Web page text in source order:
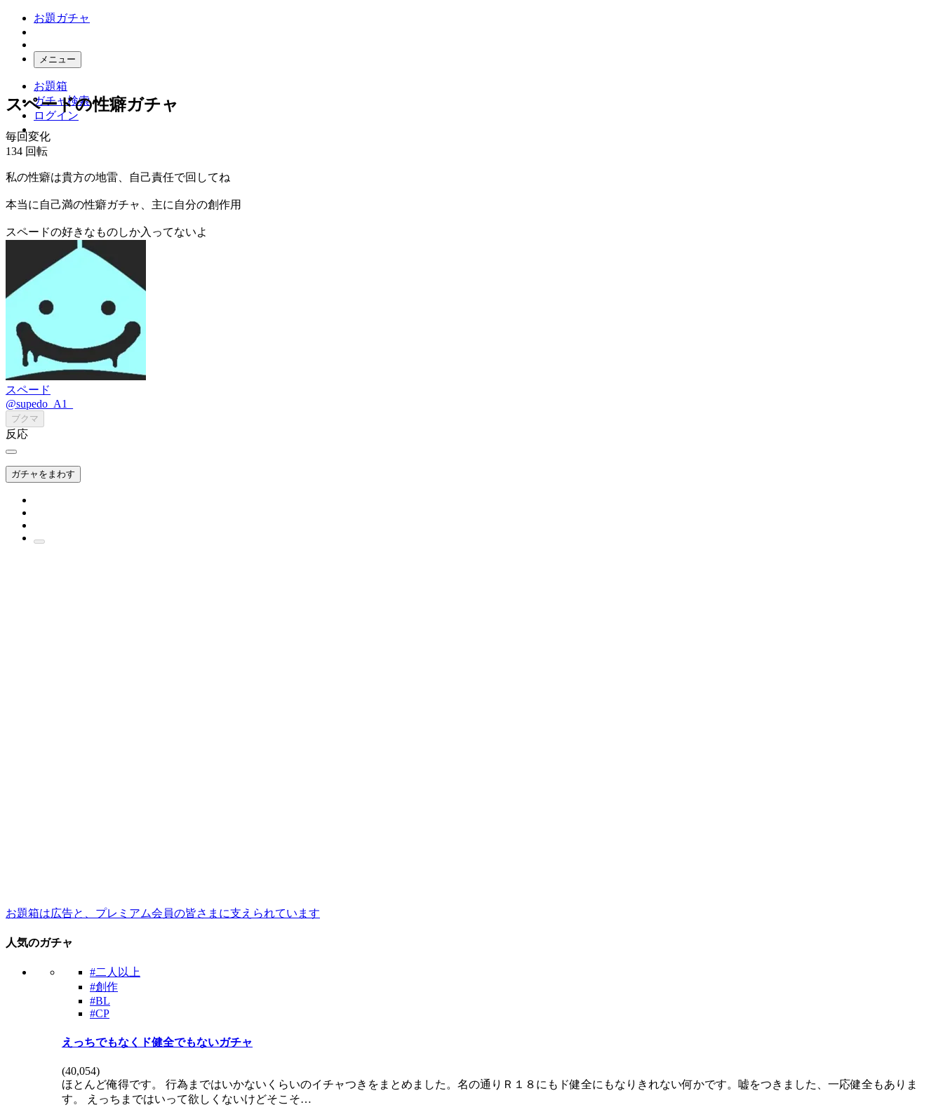
お題ガチャ
メニュー
お題箱
ガチャ検索
ログイン
スペードの性癖ガチャ
毎回変化
134 回転
私の性癖は貴方の地雷、自己責任で回してね
本当に自己満の性癖ガチャ、主に自分の創作用
スペードの好きなものしか入ってないよ
スペード
@supedo_A1_
ブクマ
反応
ガチャをまわす
お題箱は広告と、プレミアム会員の皆さまに支えられています
人気のガチャ
#二人以上
#創作
#BL
#CP
えっちでもなくド健全でもないガチャ
(40,054)
ほとんど俺得です。 行為まではいかないくらいのイチャつきをまとめました。名の通りＲ１８にもド健全にもなりきれない何かです。嘘をつきました、一応健全もありま
す。 えっちまではいって欲しくないけどそこそ…